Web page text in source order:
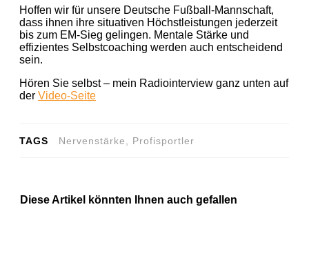
Hoffen wir für unsere Deutsche Fußball-Mannschaft,
dass ihnen ihre situativen Höchstleistungen jederzeit
bis zum EM-Sieg gelingen. Mentale Stärke und
effizientes Selbstcoaching werden auch entscheidend
sein.
Hören Sie selbst – mein Radiointerview ganz unten auf
der Video-Seite
TAGS Nervenstärke, Profisportler
Diese Artikel könnten Ihnen auch gefallen